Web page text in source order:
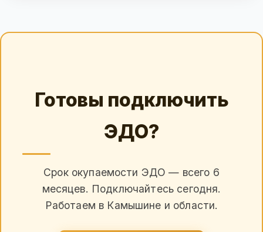
Готовы подключить
ЭДО?
Срок окупаемости ЭДО — всего 6
месяцев. Подключайтесь сегодня.
Работаем в Камышине и области.